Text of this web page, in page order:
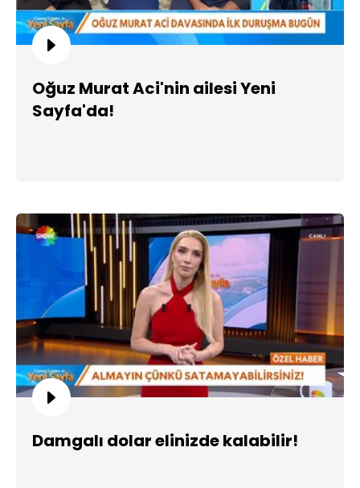
Oğuz Murat Aci'nin ailesi Yeni
Sayfa'da!
Damgalı dolar elinizde kalabilir!